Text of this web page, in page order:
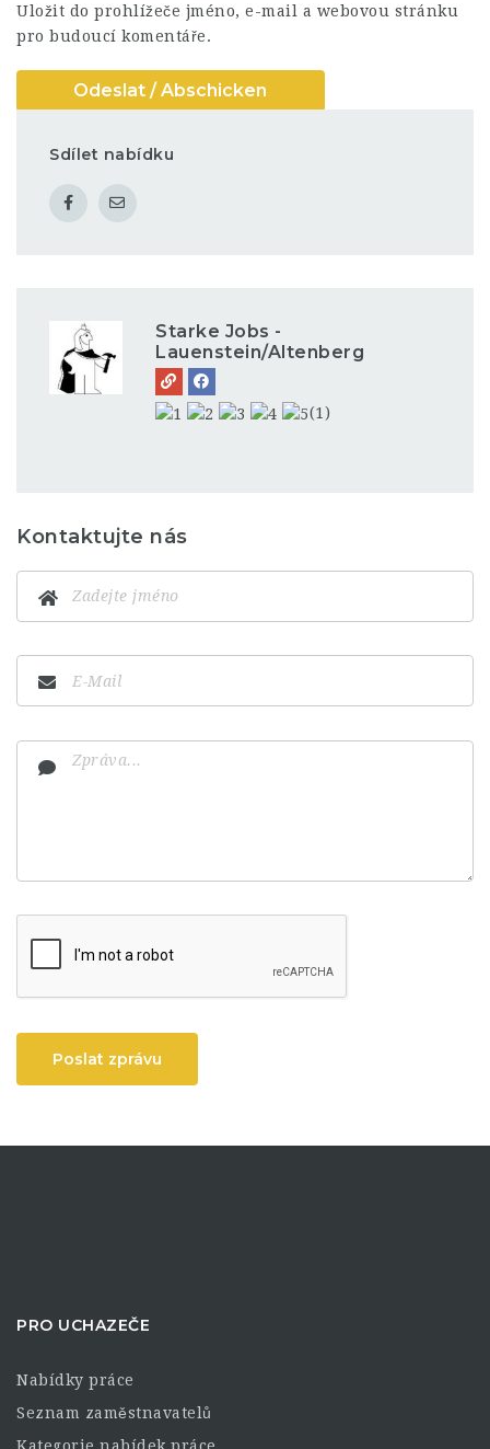
Uložit do prohlížeče jméno, e-mail a webovou stránku
pro budoucí komentáře.
Sdílet nabídku
Starke Jobs -
Lauenstein/Altenberg
(1)
Kontaktujte nás
Poslat zprávu
PRO UCHAZEČE
Nabídky práce
Seznam zaměstnavatelů
Kategorie nabídek práce